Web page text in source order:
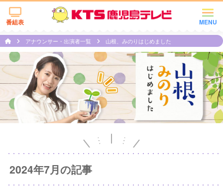
MENU
番組表
アナウンサー・出演者一覧 山根、みのりはじめました
2024年7月の記事